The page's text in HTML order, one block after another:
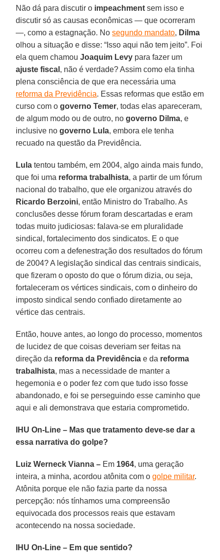
Não dá para discutir o impeachment sem isso e
discutir só as causas econômicas — que ocorreram
—, como a estagnação. Nosegundo mandato, Dilma
olhou a situação e disse: “Isso aqui não tem jeito”. Foi
ela quem chamouJoaquim Levy para fazer um
ajuste fiscal , não é verdade? Assim como ela tinha
plena consciência de que era necessária uma
reforma da Previdência. Essas reformas que estão em
curso com ogoverno Temer, todas elas apareceram,
de algum modo ou de outro, nogoverno Dilma, e
inclusive nogoverno Lula, embora ele tenha
recuado na questão da Previdência.
Lula tentou também, em 2004, algo ainda mais fundo,
que foi uma reforma trabalhista, a partir de um fórum
nacional do trabalho, que ele organizou através do
Ricardo Berzoini, então Ministro do Trabalho. As
conclusões desse fórum foram descartadas e eram
todas muito judiciosas: falava-se em pluralidade
sindical, fortalecimento dos sindicatos. E o que
ocorreu com a defenestração dos resultados do fórum
de 2004? A legislação sindical das centrais sindicais,
que fizeram o oposto do que o fórum dizia, ou seja,
fortaleceram os vértices sindicais, com o dinheiro do
imposto sindical sendo confiado diretamente ao
vértice das centrais.
Então, houve antes, ao longo do processo, momentos
de lucidez de que coisas deveriam ser feitas na
direção da reforma da Previdência e da reforma
trabalhista, mas a necessidade de manter a
hegemonia e o poder fez com que tudo isso fosse
abandonado, e foi se perseguindo esse caminho que
aqui e ali demonstrava que estaria comprometido.
IHU On-Line – Mas que tratamento deve-se dar a
essa narrativa do golpe?
Luiz Werneck Vianna – Em 1964, uma geração
inteira, a minha, acordou atônita com ogolpe militar.
Atônita porque ele não fazia parte da nossa
percepção: nós tínhamos uma compreensão
equivocada dos processos reais que estavam
acontecendo na nossa sociedade.
IHU On-Line – Em que sentido?